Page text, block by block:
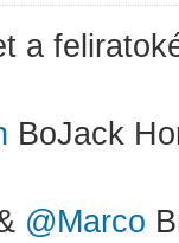
a
BoJack
@Marco